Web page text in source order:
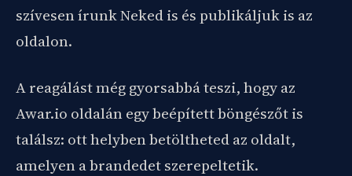
szívesen írunk Neked is és publikáljuk is az
oldalon.
A reagálást még gyorsabbá teszi, hogy az
Awar.io oldalán egy beépített böngészőt is
találsz: ott helyben betöltheted az oldalt,
amelyen a brandedet szerepeltetik.